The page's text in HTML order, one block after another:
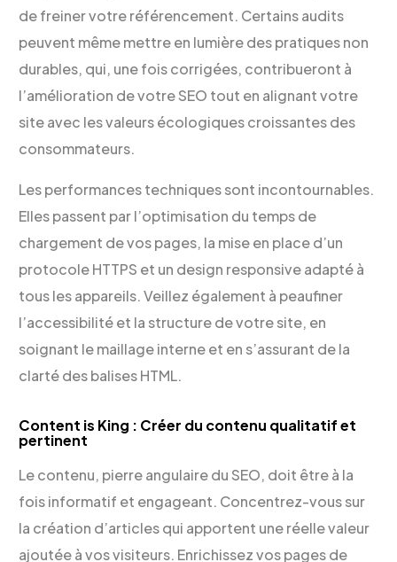
de freiner votre référencement. Certains audits
peuvent même mettre en lumière des pratiques non
durables, qui, une fois corrigées, contribueront à
l’amélioration de votre SEO tout en alignant votre
site avec les valeurs écologiques croissantes des
consommateurs.
Les performances techniques sont incontournables.
Elles passent par l’optimisation du temps de
chargement de vos pages, la mise en place d’un
protocole HTTPS et un design responsive adapté à
tous les appareils. Veillez également à peaufiner
l’accessibilité et la structure de votre site, en
soignant le maillage interne et en s’assurant de la
clarté des balises HTML.
Content is King : Créer du contenu qualitatif et
pertinent
Le contenu, pierre angulaire du SEO, doit être à la
fois informatif et engageant. Concentrez-vous sur
la création d’articles qui apportent une réelle valeur
ajoutée à vos visiteurs. Enrichissez vos pages de